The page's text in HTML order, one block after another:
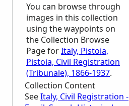
You can browse through
images in this collection
using the waypoints on
the Collection Browse
Page forItaly, Pistoia,
Pistoia, Civil Registration
(Tribunale), 1866-1937.
Collection Content
SeeItaly, Civil Registration -